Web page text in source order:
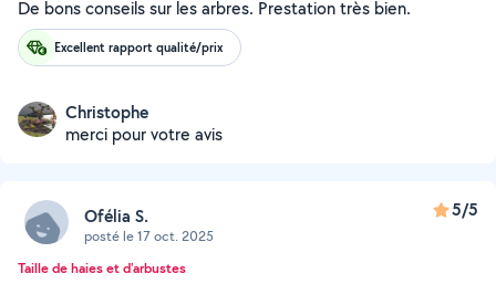
De bons conseils sur les arbres. Prestation très bien.
Excellent rapport qualité/prix
Christophe
merci pour votre avis
Ofélia S.
posté le 17 oct. 2025
5/5
Taille de haies et d'arbustes